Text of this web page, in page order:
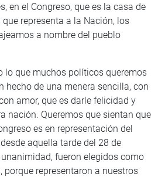
en el Congreso, que es la casa de
representa a la Nación, los
a nombre del pueblo
lo que muchos políticos queremos
hecho de una menera sencilla, con
amor, que es darle felicidad y
nación. Queremos que sientan que
es en representación del
aquella tarde del 28 de
fueron elegidos como
porque representaron a nuestros